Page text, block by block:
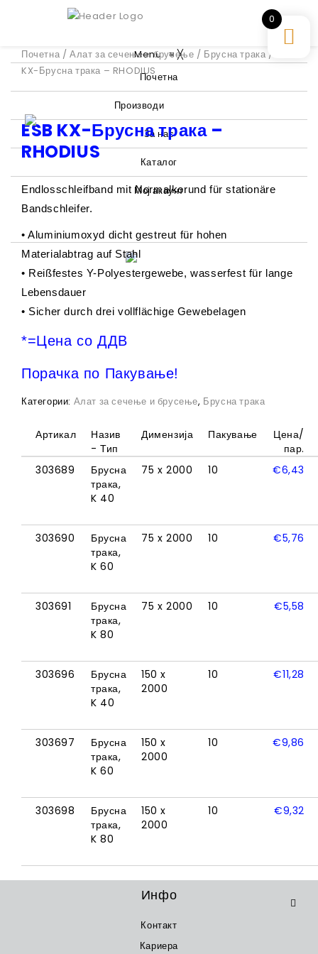
Menu≡ ╳
Почетна
Производи
За нас
Каталог
Мој акаунт
Почетна /Алат за сечење и брусење / Брусна трака / ESB
KX-Брусна трака – RHODIUS
ESB KX-Брусна трака –
RHODIUS
Endlosschleifband mit Normalkorund für stationäre
Bandschleifer.
• Aluminiumoxyd dicht gestreut für hohen
Materialabtrag auf Stahl
• Reißfestes Y-Polyestergewebe, wasserfest für lange
Lebensdauer
• Sicher durch drei vollflächige Gewebelagen
*=Цена сo ДДВ
Порачка по Пакување!
Категории: Алат за сечење и брусење, Брусна трака
Артикал
Назив
- Тип
Димензија Пакување
Цена/
пар.
303689
Брусна
трака,
K 40
75 x 2000 10 €6,43
303690
Брусна
трака,
K 60
75 x 2000 10 €5,76
303691
Брусна
трака,
K 80
75 x 2000 10 €5,58
303696
Брусна
трака,
K 40
150 x
2000
10 €11,28
303697
Брусна
трака,
K 60
150 x
2000
10 €9,86
303698
Брусна
трака,
K 80
150 x
2000
10 €9,32
Инфо
Контакт
Кариера
0